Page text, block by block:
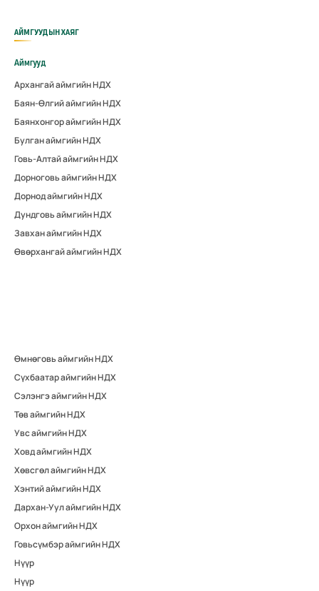
АЙМГУУДЫН ХАЯГ
Аймгууд
Архангай аймгийн НДХ
Баян-Өлгий аймгийн НДХ
Баянхонгор аймгийн НДХ
Булган аймгийн НДХ
Говь-Алтай аймгийн НДХ
Дорноговь аймгийн НДХ
Дорнод аймгийн НДХ
Дундговь аймгийн НДХ
Завхан аймгийн НДХ
Өвөрхангай аймгийн НДХ
Өмнөговь аймгийн НДХ
Сүхбаатар аймгийн НДХ
Сэлэнгэ аймгийн НДХ
Төв аймгийн НДХ
Увс аймгийн НДХ
Ховд аймгийн НДХ
Хөвсгөл аймгийн НДХ
Хэнтий аймгийн НДХ
Дархан-Уул аймгийн НДХ
Орхон аймгийн НДХ
Говьсүмбэр аймгийн НДХ
Нүүр
Нүүр